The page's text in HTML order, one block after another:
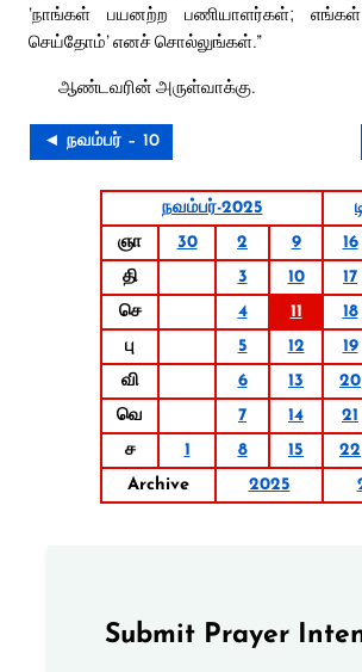
‘நாங்கள் பயனற்ற பணியாளர்கள்;
செய்தோம்’ எனச் சொல்லுங்கள்.”
ஆண்டவரின் அருள்வாக்கு.
◄ நவம்பர் – 10
நவம்பர்-2025
ஞா
30 2 9 16
தி
3 10 17
செ
4 11 18
பு
5 12 19
வி
6 13 20
வெ
7 14 21
ச
1 8 15 22
Archive
2025
Submit Prayer